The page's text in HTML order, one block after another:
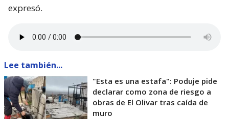
expresó.
Lee también...
"Esta es una estafa": Poduje pide
declarar como zona de riesgo a
obras de El Olivar tras caída de
muro